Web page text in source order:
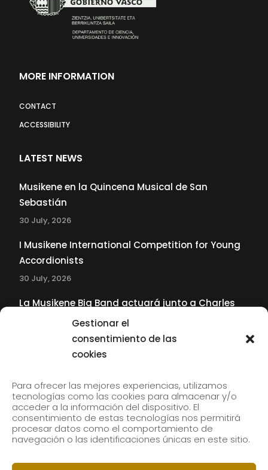
Gestionar el
consentimiento de las
cookies
Para ofrecer las mejores experiencias, utilizamos
tecnologías como las cookies para almacenar y/o
acceder a la información del dispositivo. El
consentimiento de estas tecnologías nos permitirá
procesar datos como el comportamiento de
navegación o las identificaciones únicas en este sitio.
MORE INFORMATION
CONTACT
ACCESSIBILITY
LATEST NEWS
Musikene en la Quincena Musical de San
Sebastián
30 July, 2026
I Musikene International Competition for Young
Accordionists
30 July, 2026
La Musikene Big Band actuará junto a Charles
Tolliver en el 61 Jazzaldia
Subscribe to our newsletter to receive our news by
email.